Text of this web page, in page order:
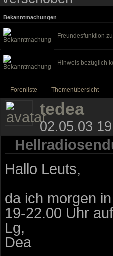
Bekanntmachungen
Freundesfunktion
Hinweis bezüglich
Forenliste Themenübersicht
tedea
02.05.03
Hallo Leuts,
da ich morgen
19-22.00 Uhr
Lg,
Dea